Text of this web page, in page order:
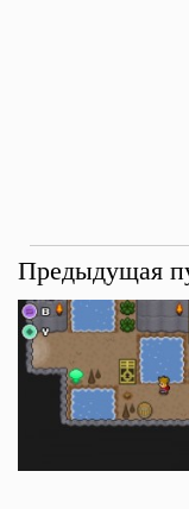
Предыдущая